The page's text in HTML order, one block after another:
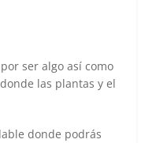
ser algo así como
las plantas y el
donde podrás